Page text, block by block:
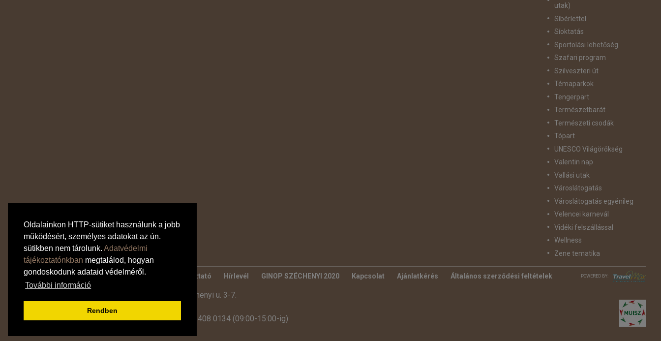
Oldalainkon HTTP-sütiket használunk a jobb
működésért, személyes adatokat az ún.
sütikben nem tárolunk. Adatvédelmi
tájékoztatónkban megtalálod, hogyan
gondoskodunk adataid védelméről.
További információ
Rendben
utak)
Síbérlettel
Síoktatás
Sportolási lehetőség
Szafari program
Szilveszteri út
Témaparkok
Tengerpart
Természetbarát
Természeti csodák
Tópart
UNESCO Világörökség
Valentin nap
Vallási utak
Városlátogatás
Városlátogatás egyénileg
Velencei karnevál
Vidéki felszállással
Wellness
Zene tematika
Bankkártyás fizetés tájékoztató Adatvédelmi tájékoztató Hírlevél GINOP SZÉCHENYI 2020 Kapcsolat Ajánlatkérés Általános szerződési feltételek POWERED BY:
TdM Travel Tours Kft. 2600 Vác, Széchenyi u. 3-7.
Tel:+36 27 319 381,319 382(09:00-17:00-ig),+36 1 408 0134 (09:00-15:00-ig)